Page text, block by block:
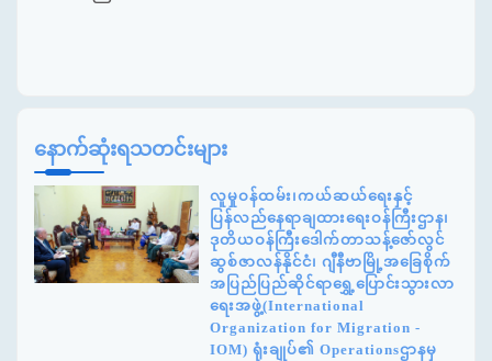
နောက်ဆုံးရသတင်းများ
လူမှုဝန်ထမ်း၊ကယ်ဆယ်ရေးနှင့်
ပြန်လည်နေရာချထားရေးဝန်ကြီးဌာန၊
ဒုတိယဝန်ကြီးဒေါက်တာသန့်ဇော်လွင်
ဆွစ်ဇာလန်နိုင်ငံ၊ ဂျီနီဗာမြို့အခြေစိုက်
အပြည်ပြည်ဆိုင်ရာရွှေ့ပြောင်းသွားလာ
ရေးအဖွဲ့(International
Organization for Migration -
IOM) ရုံးချုပ်၏ Operationsဌာနမှ